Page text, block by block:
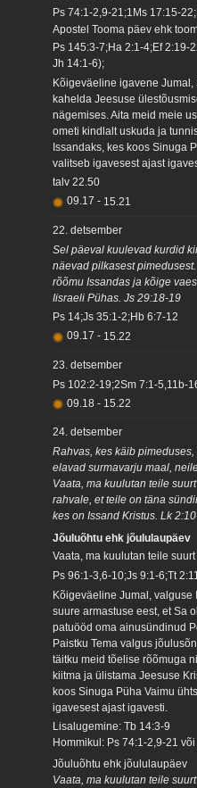
Ps 74:1-2,9-21;1Ms 17:15-
Apostel Tooma päev ehk
Ps 145:3-7;Ha 2:1-4;Ef 2:19-
Jh 14:1-6);
Kõigeväeline igavene
kahelda Jeesuse
nägemises. Aita meid meie
ometi kindlalt uskuda ja
Issandaks, kes koos Sinuga
valitseb igavesest ajast
talv 22.50
09.17 - 15.21
22. detsember
Sel päeval kuulevad kurdid
näevad pilkasest
rõõmu Issandas ja kõige
Iisraeli Pühas. Js 29:18-19
Ps 14;Js 35:1-2;Hb 6:7-12
09.17 - 15.22
23. detsember
Ps 102:2-19;2Sm 7:1-5,11b-
09.18 - 15.22
24. detsember
Rahvas, kes käib
elavad surmavarju maal,
Vaata, ma kuulutan teile
rahvale, et teile on täna
kes on Issand Kristus. Lk
Jõuluõhtu ehk jõululaupäev
Vaata, ma kuulutan teile
Ps 96:1-3,6-10;Js 9:1-6;Tt
Kõigeväeline Jumal, valguse
suure armastuse eest, et Sa
patuööd oma ainusündinud
Paistku Tema valgus
täitku meid tõelise rõõmuga
kiitma ja ülistama Jeesuse
koos Sinuga Püha Vaimu
igavesest ajast igavesti.
Lisalugemine: Tb 14:3-9
Hommikul: Ps 74:1-2,9-21
Jõuluõhtu ehk jõululaupäev
Vaata, ma kuulutan teile